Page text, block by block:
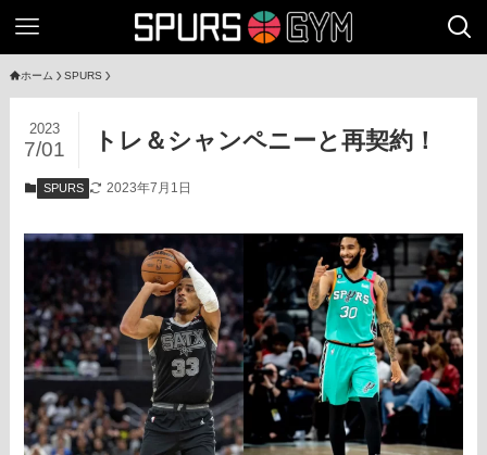
ホーム SPURS
トレ＆シャンペニーと再契約！
2023
7/01
SPURS 2023年7月1日